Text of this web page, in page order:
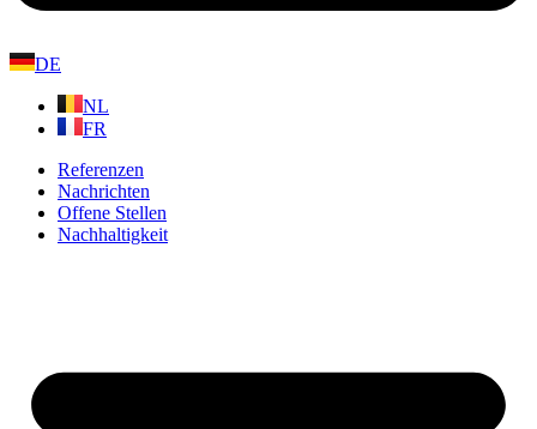
DE
NL
FR
Referenzen
Nachrichten
Offene Stellen
Nachhaltigkeit